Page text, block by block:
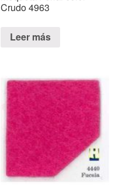
Crudo 4963
Leer más